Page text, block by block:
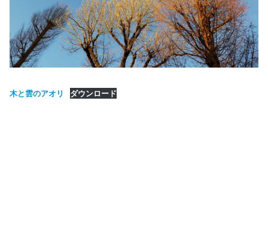
木と雲のアオリ ダウンロード